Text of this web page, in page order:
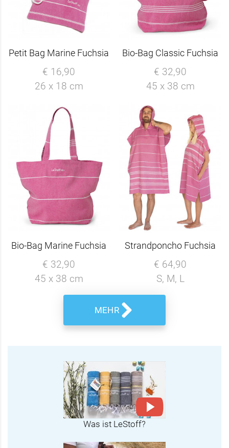
Petit Bag Marine Fuchsia
€ 16,90
26 x 18 cm
Bio-Bag Classic Fuchsia
€ 32,90
45 x 38 cm
Bio-Bag Marine Fuchsia
€ 32,90
45 x 38 cm
Strandponcho Fuchsia
€ 64,90
S, M, L
MEHR
Was ist LeStoff?